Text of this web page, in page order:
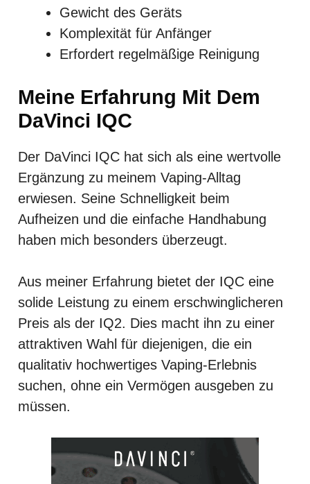
Gewicht des Geräts
Komplexität für Anfänger
Erfordert regelmäßige Reinigung
Meine Erfahrung Mit Dem
DaVinci IQC
Der DaVinci IQC hat sich als eine wertvolle
Ergänzung zu meinem Vaping-Alltag
erwiesen. Seine Schnelligkeit beim
Aufheizen und die einfache Handhabung
haben mich besonders überzeugt.
Aus meiner Erfahrung bietet der IQC eine
solide Leistung zu einem erschwinglicheren
Preis als der IQ2. Dies macht ihn zu einer
attraktiven Wahl für diejenigen, die ein
qualitativ hochwertiges Vaping-Erlebnis
suchen, ohne ein Vermögen ausgeben zu
müssen.